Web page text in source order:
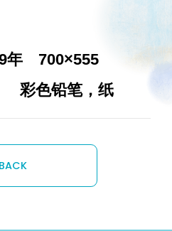
年 700×555
笔，纸
BACK